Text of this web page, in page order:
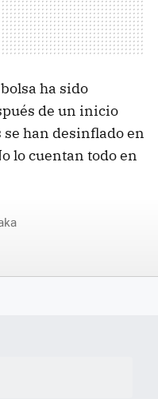
ha sido
de un inicio
han desinflado en
lo cuentan todo en